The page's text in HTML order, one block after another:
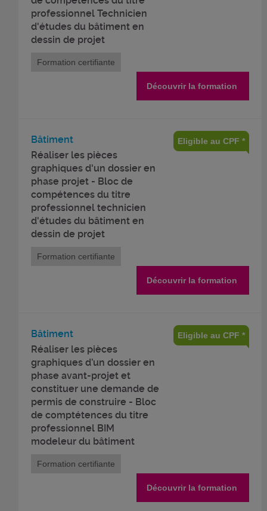
professionnel Technicien
d'études du bâtiment en
dessin de projet
Formation certifiante
Découvrir la formation
Bâtiment
Réaliser les pièces
graphiques d'un dossier en
phase projet - Bloc de
compétences du titre
professionnel technicien
d'études du bâtiment en
dessin de projet
Eligible au CPF *
Formation certifiante
Découvrir la formation
Bâtiment
Réaliser les pièces
graphiques d’un dossier en
phase avant-projet et
constituer une demande de
permis de construire - Bloc
de comptétences du titre
professionnel BIM
modeleur du bâtiment
Eligible au CPF *
Formation certifiante
Découvrir la formation